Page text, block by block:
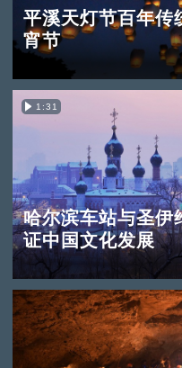
平溪天灯节百年传
宵节
1:31
哈尔滨车站与圣伊
证中国文化发展